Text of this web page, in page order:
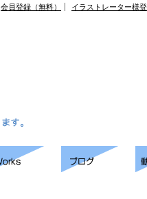
会員登録（無料） イラストレーター様